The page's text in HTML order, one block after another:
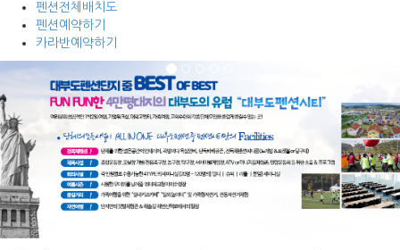
펜션전체배치도
펜션예약하기
카라반예약하기